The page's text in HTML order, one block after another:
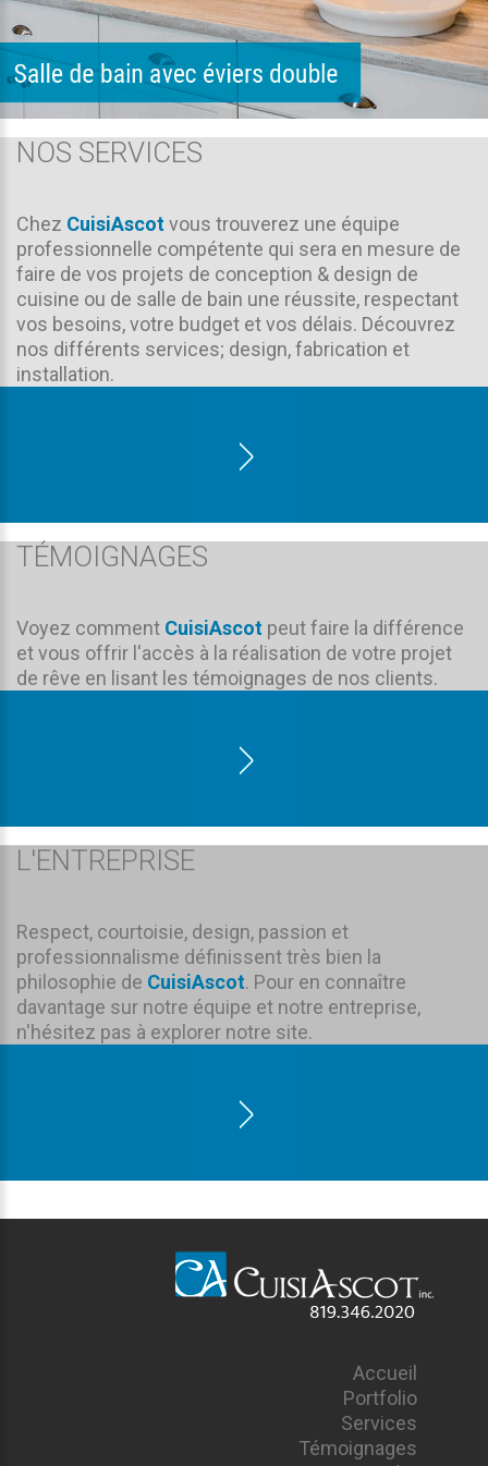
NOS SERVICES
Chez CuisiAscotvous trouverez une équipe
professionnelle compétente qui sera en mesure de
faire de vos projets de conception & design de
cuisine ou de salle de bain une réussite, respectant
vos besoins, votre budget et vos délais. Découvrez
nos différents services; design, fabrication et
installation.
TÉMOIGNAGES
Voyez comment CuisiAscot peut faire la différence
et vous offrir l'accès à la réalisation de votre projet
de rêve en lisant les témoignages de nos clients.
L'ENTREPRISE
Respect, courtoisie, design, passion et
professionnalisme définissent très bien la
philosophie de CuisiAscot. Pour en connaître
davantage sur notre équipe et notre entreprise,
n'hésitez pas à explorer notre site.
Accueil
Portfolio
Services
Témoignages